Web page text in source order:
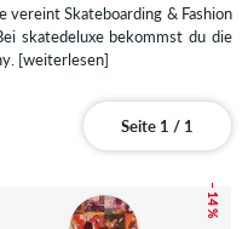
Skateboarding & Fashion
skatedeluxe bekommst du die
[weiterlesen]
Seite 1 / 1
– 14 %